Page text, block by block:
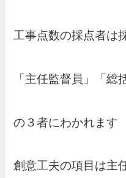
工事点数の採点者は
「主任監督員」「総
の３者にわかれます
創意工夫の項目は主